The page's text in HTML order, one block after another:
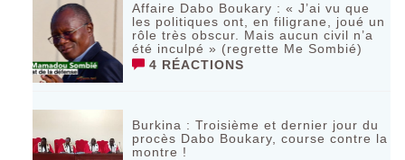
Affaire Dabo Boukary : « J’ai vu que
les politiques ont, en filigrane, joué un
rôle très obscur. Mais aucun civil n’a
été inculpé » (regrette Me Sombié)
4 RÉACTIONS
Burkina : Troisième et dernier jour du
procès Dabo Boukary, course contre la
montre !